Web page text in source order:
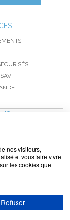
SARL
nos visiteurs,
et vous faire vivre
les cookies que
Refuser